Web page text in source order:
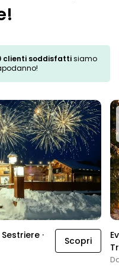
clienti soddisfattisiamo
Scopri
·